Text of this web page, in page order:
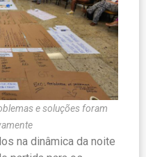
e soluções foram
na dinâmica da noite